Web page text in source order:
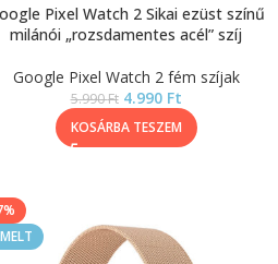
Pixel Watch 2 Sikai ezüst színű
milánói „rozsdamentes acél” szíj
Google Pixel Watch 2 fém szíjak
5.990Ft 4.990 Ft
KOSÁRBA TESZEM